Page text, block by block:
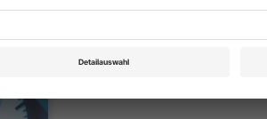
Opernwelt
Rubrik: Im Focus, Seite 34
von Albrecht Thiemann